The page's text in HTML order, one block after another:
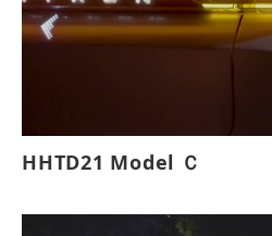
HHTD21 Model Ｃ